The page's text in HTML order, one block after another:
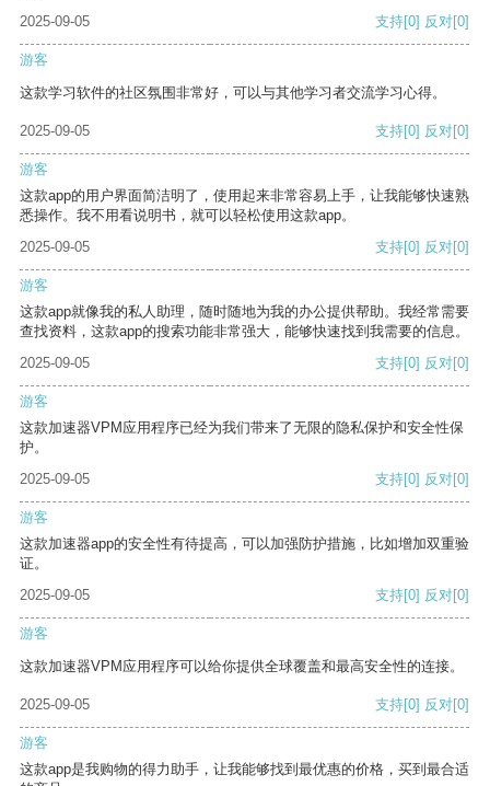
2025-09-05
支持[0] 反对[0]
游客
这款学习软件的社区氛围非常好，可以与其他学习者交流学习心得。
2025-09-05 支持[0] 反对[0]
游客
这款app的用户界面简洁明了，使用起来非常容易上手，让我能够快速熟
悉操作。我不用看说明书，就可以轻松使用这款app。
2025-09-05
支持[0] 反对[0]
游客
这款app就像我的私人助理，随时随地为我的办公提供帮助。我经常需要
查找资料，这款app的搜索功能非常强大，能够快速找到我需要的信息。
2025-09-05
支持[0] 反对[0]
游客
这款加速器VPM应用程序已经为我们带来了无限的隐私保护和安全性保
护。
2025-09-05
支持[0] 反对[0]
游客
这款加速器app的安全性有待提高，可以加强防护措施，比如增加双重验
证。
2025-09-05
支持[0] 反对[0]
游客
这款加速器VPM应用程序可以给你提供全球覆盖和最高安全性的连接。
2025-09-05 支持[0] 反对[0]
游客
这款app是我购物的得力助手，让我能够找到最优惠的价格，买到最合适